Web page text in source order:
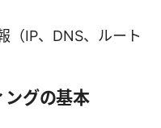
（IP、DNS、ルート
グの基本